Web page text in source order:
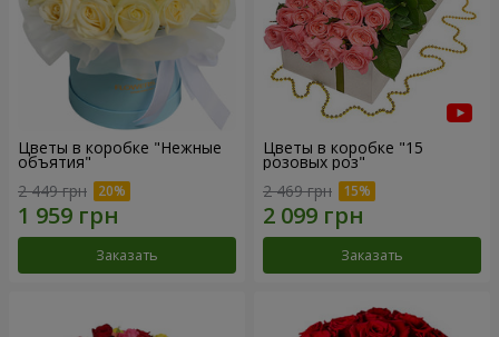
Цветы в коробке "Нежные
объятия"
2 449 грн
Заказать
Цветы в коробке "15
розовых роз"
2 469 грн
Заказать